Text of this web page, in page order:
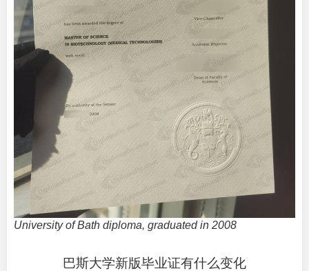
University of Bath diploma, graduated in 2008
巴斯大学新版毕业证有什么变化